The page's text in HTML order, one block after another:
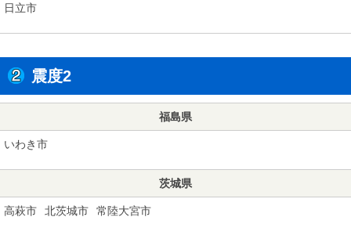
日立市
震度2
福島県
いわき市
茨城県
高萩市 北茨城市 常陸大宮市